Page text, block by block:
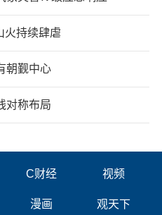
火持续肆虐
朝觐中心
对称布局
C财经 视频
漫画 观天下